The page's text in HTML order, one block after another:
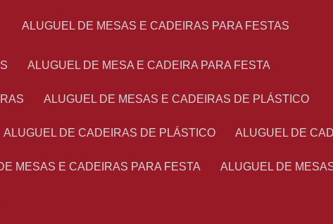
ALUGUEL DE MESAS E CADEIRAS PARA FESTAS
ALUGUEL DE MESA E CADEIRA PARA FESTA
ALUGUEL DE MESAS E CADEIRAS DE PLÁSTICO
ALUGUEL DE CADEIRAS DE PLÁSTICO ALUGUEL DE
MESAS E CADEIRAS PARA FESTA ALUGUEL DE